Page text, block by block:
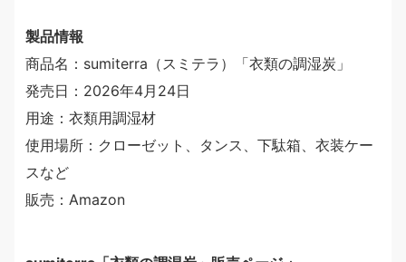
製品情報
商品名：sumiterra（スミテラ）「衣類の調湿炭」
発売日：2026年4月24日
用途：衣類用調湿材
使用場所：クローゼット、タンス、下駄箱、衣装ケー
スなど
販売：Amazon